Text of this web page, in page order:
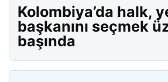
Kolombiya’da halk,
başkanını seçmek
başında